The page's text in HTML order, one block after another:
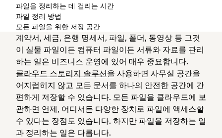
파일을 정리하는 데 걸리는 시간
파일 정리 방법
모든 파일을 위한 저장 공간
계약서, 세금, 은행 명세서, 파일, 폴더, 동영상 등 그것
이 실물 파일이든 컴퓨터 파일이든 서류와 자료를 관리
하는 일은 비즈니스 운영에 있어 매우 중요합니다.
클라우드 스토리지 솔루션을 사용하면 사무실 공간을
어지럽히지 않고 모든 문서를 하나의 안전한 공간에 간
편하게 저장할 수 있습니다. 모든 파일을 클라우드에 보
관하면 언제, 어디서든 다양한 장치로 파일에 액세스할
수 있다는 장점도 있습니다. 하지만 파일을 저장하는 일
과 정리하는 일은 다릅니다.